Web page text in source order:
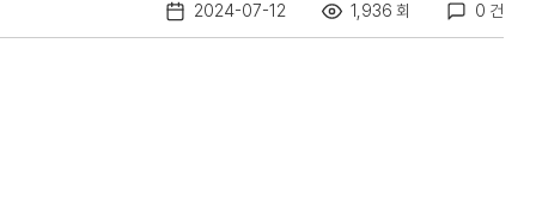
2024-07-12 1,936 회 0 건